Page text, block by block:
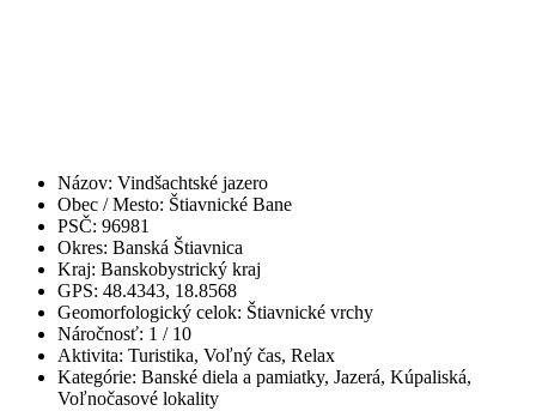
Názov: Vindšachtské jazero
Obec / Mesto: Štiavnické Bane
PSČ: 96981
Okres: Banská Štiavnica
Kraj: Banskobystrický kraj
GPS: 48.4343, 18.8568
Geomorfologický celok: Štiavnické vrchy
Náročnosť: 1 / 10
Aktivita: Turistika, Voľný čas, Relax
Kategórie: Banské diela a pamiatky, Jazerá, Kúpaliská,
Voľnočasové lokality